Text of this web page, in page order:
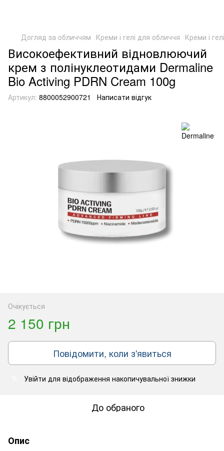
Догляд за обличчям Креми і гелі для обличчя Креми і
Високоефективний відновлюючий
крем з полінуклеотидами Dermaline
Bio Activing PDRN Cream 100g
Артикул: 8800052900721 Написати відгук
Очікується
2 150 грн
Повідомити, коли з'явиться
Увійти для відображення накопичувальної знижки
До обраного
Опис